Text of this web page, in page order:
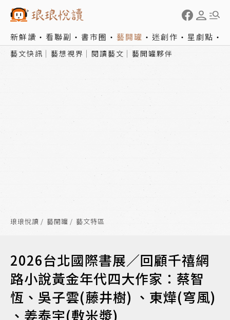
新鮮讀 看聯副 書市圈 藝開罐 迷創作 星劇點
藝文快訊 藝想視界 閱讀藝文 藝開罐夥伴
琅琅悅讀 藝開罐 藝文特區
2026台北國際書展／回顧千禧網
路小說黃金年代四大作家：蔡智
恆、吳子雲(藤井樹) 、東燁(穹風)
、姜泰宇(敷米漿)